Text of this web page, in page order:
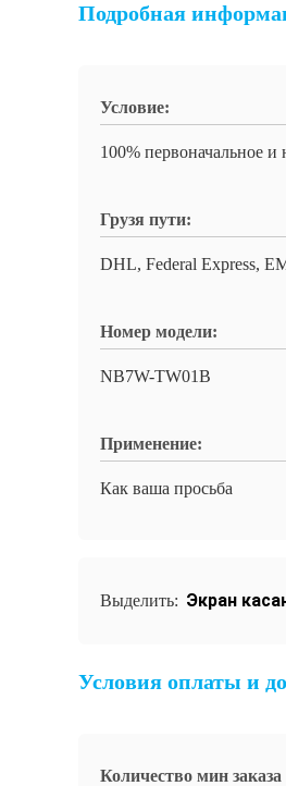
Подробная
Условие:
100% первоначальное и
Грузя пути:
DHL, Federal Express,
Номер модели:
NB7W-TW01B
Применение:
Как ваша просьба
Выделить: Экран
Условия оплаты и
Количество мин заказа